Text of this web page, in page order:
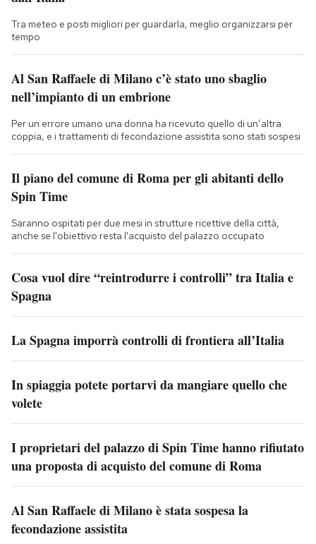
Tra meteo e posti migliori per guardarla, meglio organizzarsi per
tempo
Al San Raffaele di Milano c’è stato uno sbaglio
nell’impianto di un embrione
Per un errore umano una donna ha ricevuto quello di un’altra
coppia, e i trattamenti di fecondazione assistita sono stati sospesi
Il piano del comune di Roma per gli abitanti dello
Spin Time
Saranno ospitati per due mesi in strutture ricettive della città,
anche se l'obiettivo resta l'acquisto del palazzo occupato
Cosa vuol dire “reintrodurre i controlli” tra Italia e
Spagna
La Spagna imporrà controlli di frontiera all’Italia
In spiaggia potete portarvi da mangiare quello che
volete
I proprietari del palazzo di Spin Time hanno rifiutato
una proposta di acquisto del comune di Roma
Al San Raffaele di Milano è stata sospesa la
fecondazione assistita